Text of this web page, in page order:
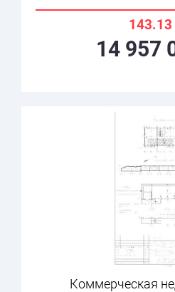
14 957
Коммерческая